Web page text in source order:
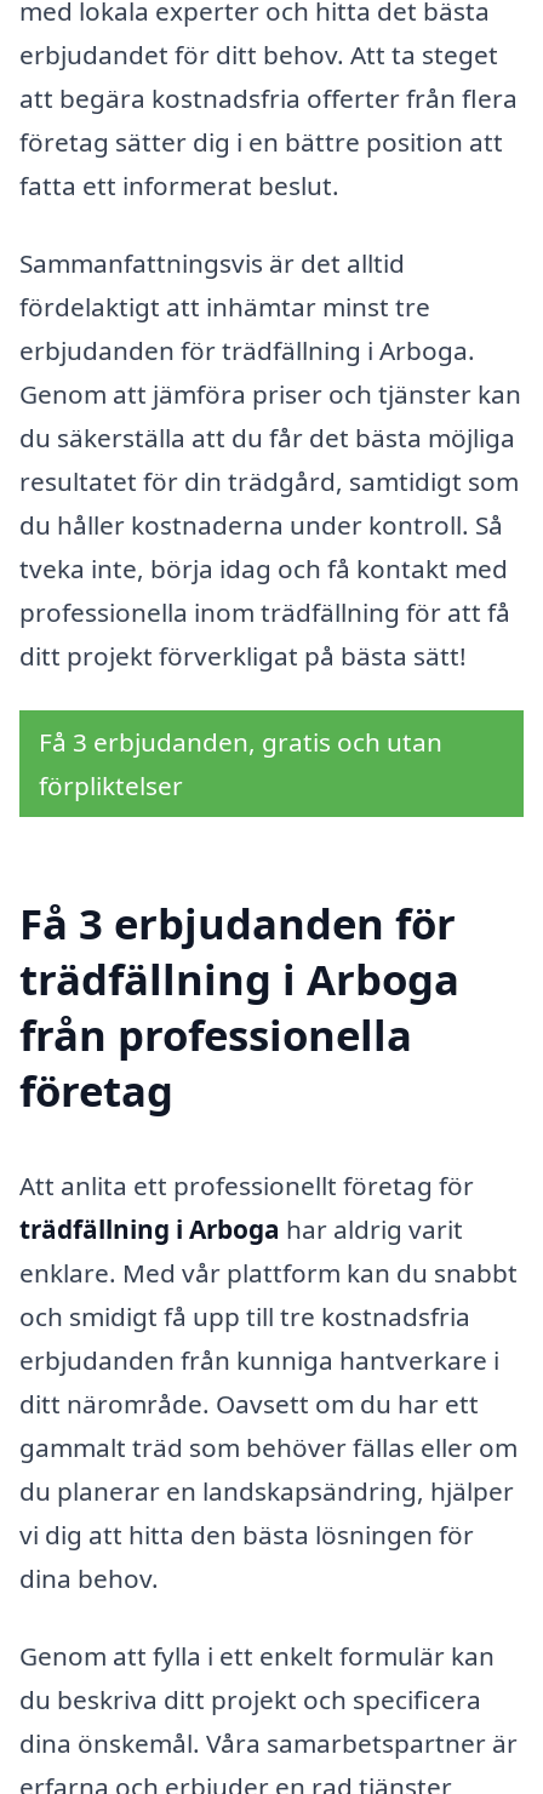
med lokala experter och hitta det bästa
erbjudandet för ditt behov. Att ta steget
att begära kostnadsfria offerter från flera
företag sätter dig i en bättre position att
fatta ett informerat beslut.
Sammanfattningsvis är det alltid
fördelaktigt att inhämtar minst tre
erbjudanden för trädfällning i Arboga.
Genom att jämföra priser och tjänster kan
du säkerställa att du får det bästa möjliga
resultatet för din trädgård, samtidigt som
du håller kostnaderna under kontroll. Så
tveka inte, börja idag och få kontakt med
professionella inom trädfällning för att få
ditt projekt förverkligat på bästa sätt!
Få 3 erbjudanden, gratis och utan
förpliktelser
Få 3 erbjudanden för
trädfällning i Arboga
från professionella
företag
Att anlita ett professionellt företag för
trädfällning i Arboga har aldrig varit
enklare. Med vår plattform kan du snabbt
och smidigt få upp till tre kostnadsfria
erbjudanden från kunniga hantverkare i
ditt närområde. Oavsett om du har ett
gammalt träd som behöver fällas eller om
du planerar en landskapsändring, hjälper
vi dig att hitta den bästa lösningen för
dina behov.
Genom att fylla i ett enkelt formulär kan
du beskriva ditt projekt och specificera
dina önskemål. Våra samarbetspartner är
erfarna och erbjuder en rad tjänster